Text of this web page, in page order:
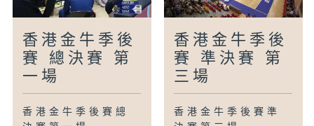
香港金牛季後
賽 總決賽 第
一場
香港金牛季後賽總
香港金牛季後
賽 準決賽 第
三場
香港金牛季後賽準